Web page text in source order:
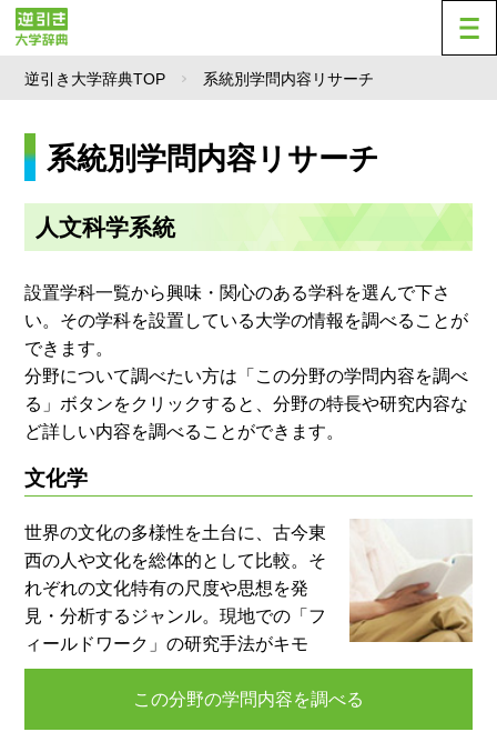
逆引き大学辞典TOP 系統別学問内容リサーチ
系統別学問内容リサーチ
人文科学系統
設置学科一覧から興味・関心のある学科を選んで下さ
い。その学科を設置している大学の情報を調べることが
できます。
分野について調べたい方は「この分野の学問内容を調べ
る」ボタンをクリックすると、分野の特長や研究内容な
ど詳しい内容を調べることができます。
文化学
世界の文化の多様性を土台に、古今東
西の人や文化を総体的として比較。そ
れぞれの文化特有の尺度や思想を発
見・分析するジャンル。現地での「フ
ィールドワーク」の研究手法がキモ
この分野の学問内容を調べる